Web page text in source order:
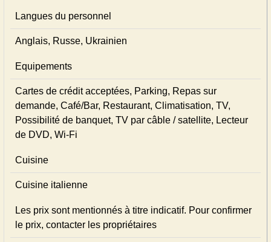
Langues du personnel
Anglais, Russe, Ukrainien
Equipements
Cartes de crédit acceptées, Parking, Repas sur
demande, Café/Bar, Restaurant, Climatisation, TV,
Possibilité de banquet, TV par câble / satellite, Lecteur
de DVD, Wi-Fi
Cuisine
Cuisine italienne
Les prix sont mentionnés à titre indicatif. Pour confirmer
le prix, contacter les propriétaires